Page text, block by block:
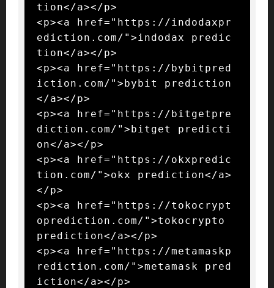
tion</a></p>
<p><a href="https://indodaxpr
ediction.com/">indodax predic
tion</a></p>
<p><a href="https://bybitpred
iction.com/">bybit prediction
</a></p>
<p><a href="https://bitgetpre
diction.com/">bitget predicti
on</a></p>
<p><a href="https://okxpredic
tion.com/">okx prediction</a>
</p>
<p><a href="https://tokocrypt
oprediction.com/">tokocrypto
prediction</a></p>
<p><a href="https://metamaskp
rediction.com/">metamask pred
iction</a></p>